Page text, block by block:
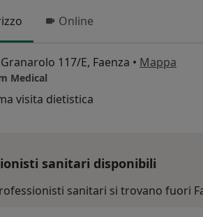
Online
117/E, Faenza • Mappa
Medical
visita dietistica
sanitari disponibili
sanitari si trovano fuori